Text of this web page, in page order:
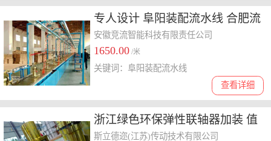
专人设计 阜阳装配流水线 合肥流
水线定制
安徽竞流智能科技有限责任公司
1650.00 /米
查看详细
关键词：阜阳装配流水线
浙江绿色环保弹性联轴器加装 值
得信赖 斯立德迩传动技术供应
斯立德迩(江苏)传动技术有限公司